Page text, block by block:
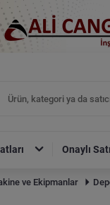
Onaylı
ve Ekipmanlar